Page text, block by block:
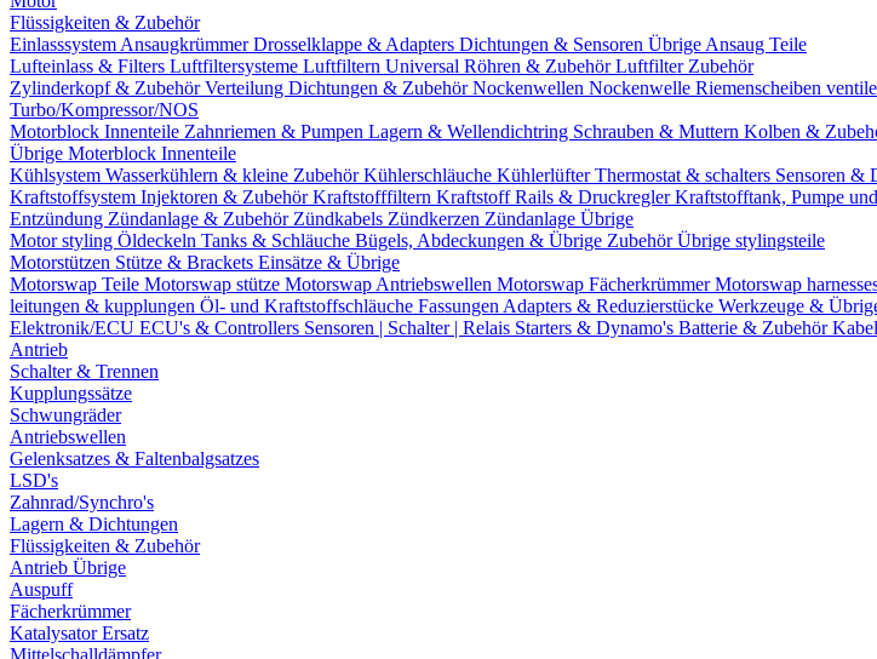
Flüssigkeiten & Zubehör
Einlasssystem AnsaugkrümmerDrosselklappe & Adapters Dichtungen & Sensoren Übrige Ansaug Teile
Lufteinlass & Filters Luftfiltersysteme Luftfiltern Universal Röhren & ZubehörLuftfilter Zubehör
Zylinderkopf & ZubehörVerteilung Dichtungen & ZubehörNockenwellen Nockenwelle Riemenscheiben
Turbo/Kompressor/NOS
Motorblock Innenteile Zahnriemen & Pumpen Lagern & Wellendichtring Schrauben & Muttern Kolben &
Übrige Moterblock Innenteile
Kühlsystem Wasserkühlern & kleine ZubehörKühlerschläuche KühlerlüfterThermostat & schalters Sensoren &
Kraftstoffsystem Injektoren & ZubehörKraftstofffiltern Kraftstoff Rails & DruckreglerKraftstofftank, Pumpe
Entzündung Zündanlage & Zubehör Zündkabels Zündkerzen Zündanlage Übrige
Motor styling Öldeckeln Tanks & Schläuche Bügels, Abdeckungen & Übrige ZubehörÜbrige stylingsteile
Motorstützen Stütze & Brackets Einsätze & Übrige
Motorswap Teile Motorswap stütze Motorswap Antriebswellen Motorswap FächerkrümmerMotorswap
leitungen & kupplungen Öl- und Kraftstoffschläuche Fassungen Adapters & Reduzierstücke Werkzeuge &
Elektronik/ECU ECU's & Controllers Sensoren | Schalter | Relais Starters & Dynamo's Batterie & Zubehör
Antrieb
Schalter & Trennen
Kupplungssätze
Schwungräder
Antriebswellen
Gelenksatzes & Faltenbalgsatzes
LSD's
Zahnrad/Synchro's
Lagern & Dichtungen
Flüssigkeiten & Zubehör
Antrieb Übrige
Auspuff
Fächerkrümmer
Katalysator Ersatz
Mittelschalldämpfer